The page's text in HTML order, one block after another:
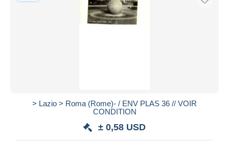
> Lazio > Roma (Rome)- / ENV PLAS 36 // VOIR
CONDITION
± 0,58 USD